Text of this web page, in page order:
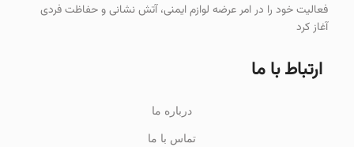
فعالیت خود را در امر عرضه لوازم ایمنی، آتش نشانی و حفاظت فردی
آغاز کرد
ارتباط با ما
درباره ما
تماس با ما